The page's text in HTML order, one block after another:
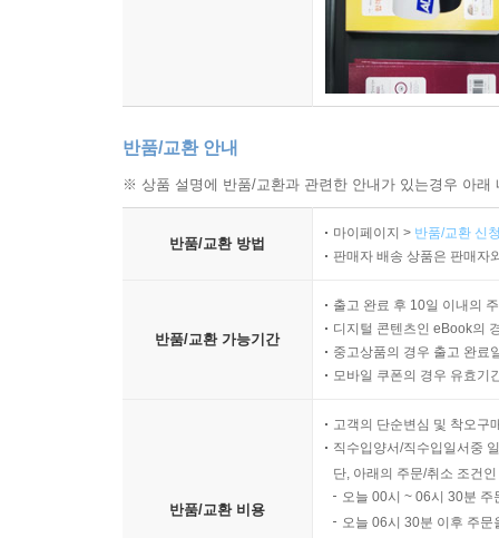
반품/교환 안내
※ 상품 설명에 반품/교환과 관련한 안내가 있는경우 아
반품/교환 방법
마이페이지 > 반품/교환 신
판매자 배송 상품은 판매자
반품/교환 가능기간
출고 완료 후 10일 이내의
디지털 콘텐츠인 eBook의
중고상품의 경우 출고 완료
모바일 쿠폰의 경우 유효기
반품/교환 비용
고객의 단순변심 및 착오구
직수입양서/직수입일서중
단, 아래의 주문/취소 조건
오늘 00시 ~ 06시 30분
오늘 06시 30분 이후 주